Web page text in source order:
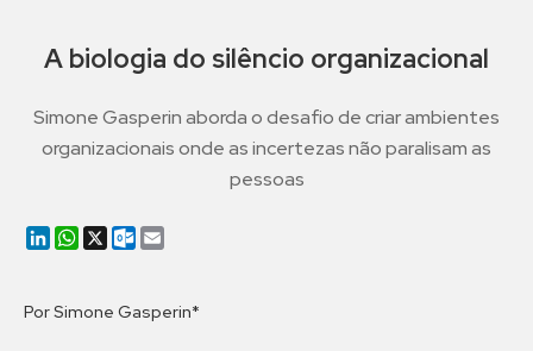
A biologia do silêncio organizacional
Simone Gasperin aborda o desafio de criar ambientes
organizacionais onde as incertezas não paralisam as
pessoas
LinkedIn
WhatsApp
X Outlook.com
Por Simone Gasperin*